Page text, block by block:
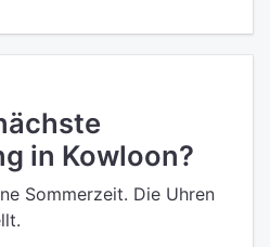
in Kowloon?
Sommerzeit. Die Uhren